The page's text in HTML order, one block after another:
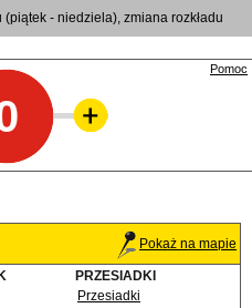
- niedziela), zmiana rozkładu
Pomoc
Pokaż na mapie
PRZESIADKI
Przesiadki